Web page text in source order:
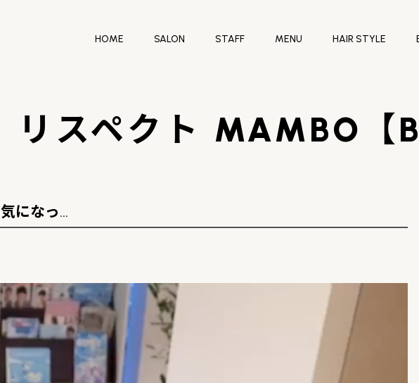
HOME SALON STAFF MENU HAIR STYLE
リスペクト MAMBO【B
気になっ…